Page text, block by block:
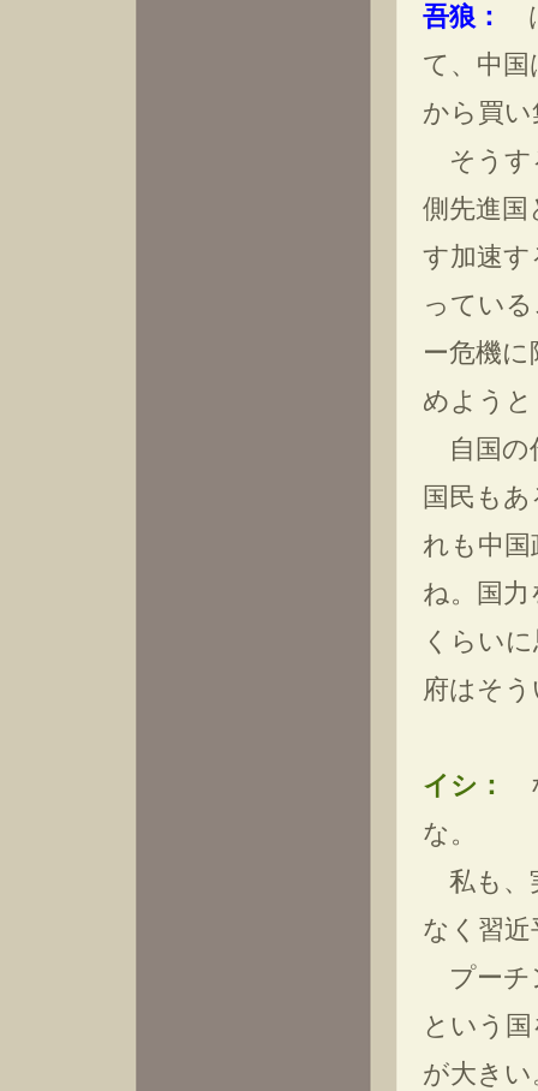
吾狼：
て、中
から買
そうす
側先進
す加速
ってい
ー危機
めよう
自国の
国民も
れも中
ね。国
くらい
府はそ
イシ：
な。
私も、
なく習
プーチ
という
が大き